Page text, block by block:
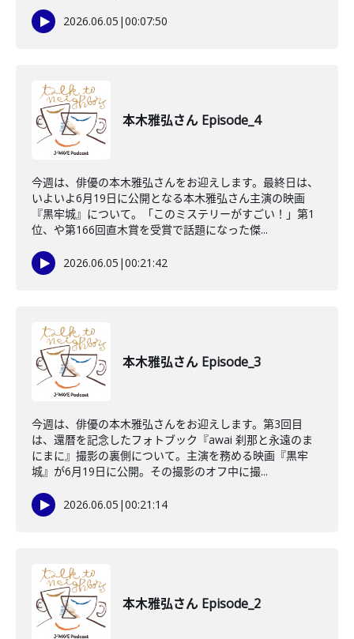
2026.06.05 |00:07:50
本木雅弘さん Episode_4
今週は、俳優の本木雅弘さんをお迎えします。最終日は、
いよいよ6月19日に公開となる本木雅弘さん主演の映画
『黒牢城』について。「このミステリーがすごい！」第1
位、や第166回直木賞を受賞で話題になった傑...
2026.06.05 |00:21:42
本木雅弘さん Episode_3
今週は、俳優の本木雅弘さんをお迎えします。第3回目
は、還暦を記念したフォトブック『awai 刹那と永遠のま
にまに』撮影の裏側について。主演を務める映画『黒牢
城』が6月19日に公開。その撮影のオフ中に撮...
2026.06.05 |00:21:14
本木雅弘さん Episode_2